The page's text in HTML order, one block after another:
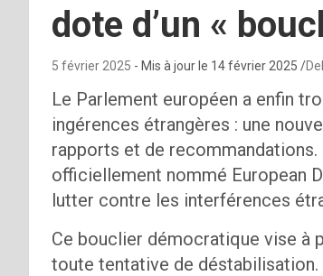
dote d’un «
5 février 2025 - Mis à jour le 14 février 2025
Le Parlement européen a enfin
ingérences étrangères : une
rapports et de
officiellement nommé European
lutter contre les interférences
Ce bouclier démocratique vise à
toute tentative de